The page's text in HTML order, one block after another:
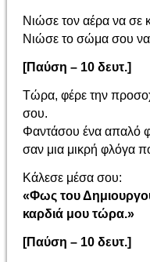
Νιώσε τον αέρα να σε
Νιώσε το σώμα σου να
[Παύση – 10 δευτ.]
Τώρα, φέρε την
σου.
Φαντάσου ένα απαλό
σαν μια μικρή φλόγα
Κάλεσε μέσα σου:
«Φως του
καρδιά μου τώρα.»
[Παύση – 10 δευτ.]